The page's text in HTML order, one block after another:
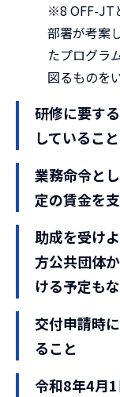
※8 OFF-JT
部署が考案
たプログラ
図るものを
研修に要す
していること
業務命令と
定の賃金を
助成を受け
方公共団体
ける予定も
交付申請時
ること
令和8年4月